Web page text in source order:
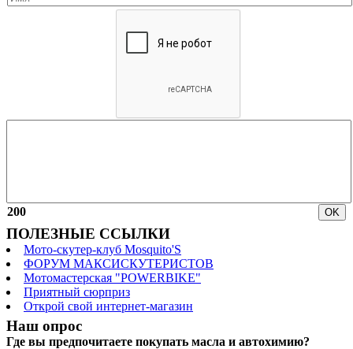
200
ПОЛЕЗНЫЕ ССЫЛКИ
Мото-скутер-клуб Mosquito'S
ФОРУМ МАКСИСКУТЕРИСТОВ
Мотомастерская "POWERBIKE"
Приятный сюрприз
Открой свой интернет-магазин
Наш опрос
Где вы предпочитаете покупать масла и автохимию?